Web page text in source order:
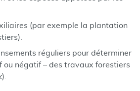
(par exemple la plantation
réguliers pour déterminer
ou négatif – des travaux forestiers